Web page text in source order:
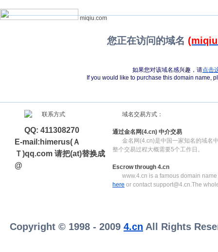
miqiu.com
您正在访问的域名
如果您对该域名感兴趣，请点击
If you would like to purchase this domain name,
QQ: 411308270
E-mail:himerus(Ａ
Ｔ)qq.com 请把(at)替换成
@
域名交易方式：
通过金名网(4.cn) 中介交易
金名网(4.cn)是中国一家知名的域名
整个交易过程大概需要5个工作日。
Escrow through 4.cn
www.4.cn is a famous domain
here or contact support@4.cn.The
Copyright © 1998 - 2009 4.cn All Rights